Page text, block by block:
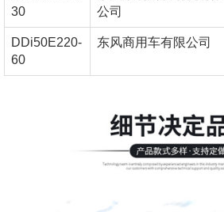
30
公司
DDi50E220-
60
东风商用车有限公司